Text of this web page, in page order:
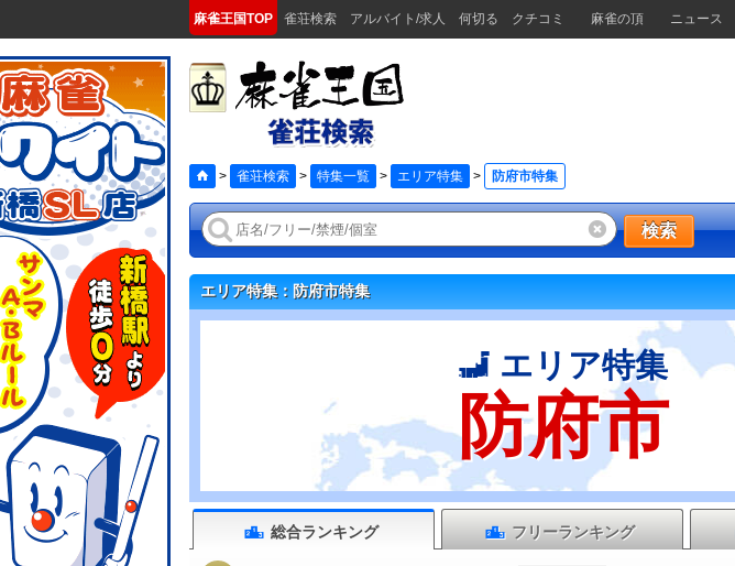
麻雀王国TOP 雀荘検索 アルバイト/求人 何切る クチコミ 麻雀の頂 ニュース
> 雀荘検索 > 特集一覧 > エリア特集 > 防府市特集
検索
エリア特集：防府市特集
エリア特集
防府市
総合ランキング フリーランキング